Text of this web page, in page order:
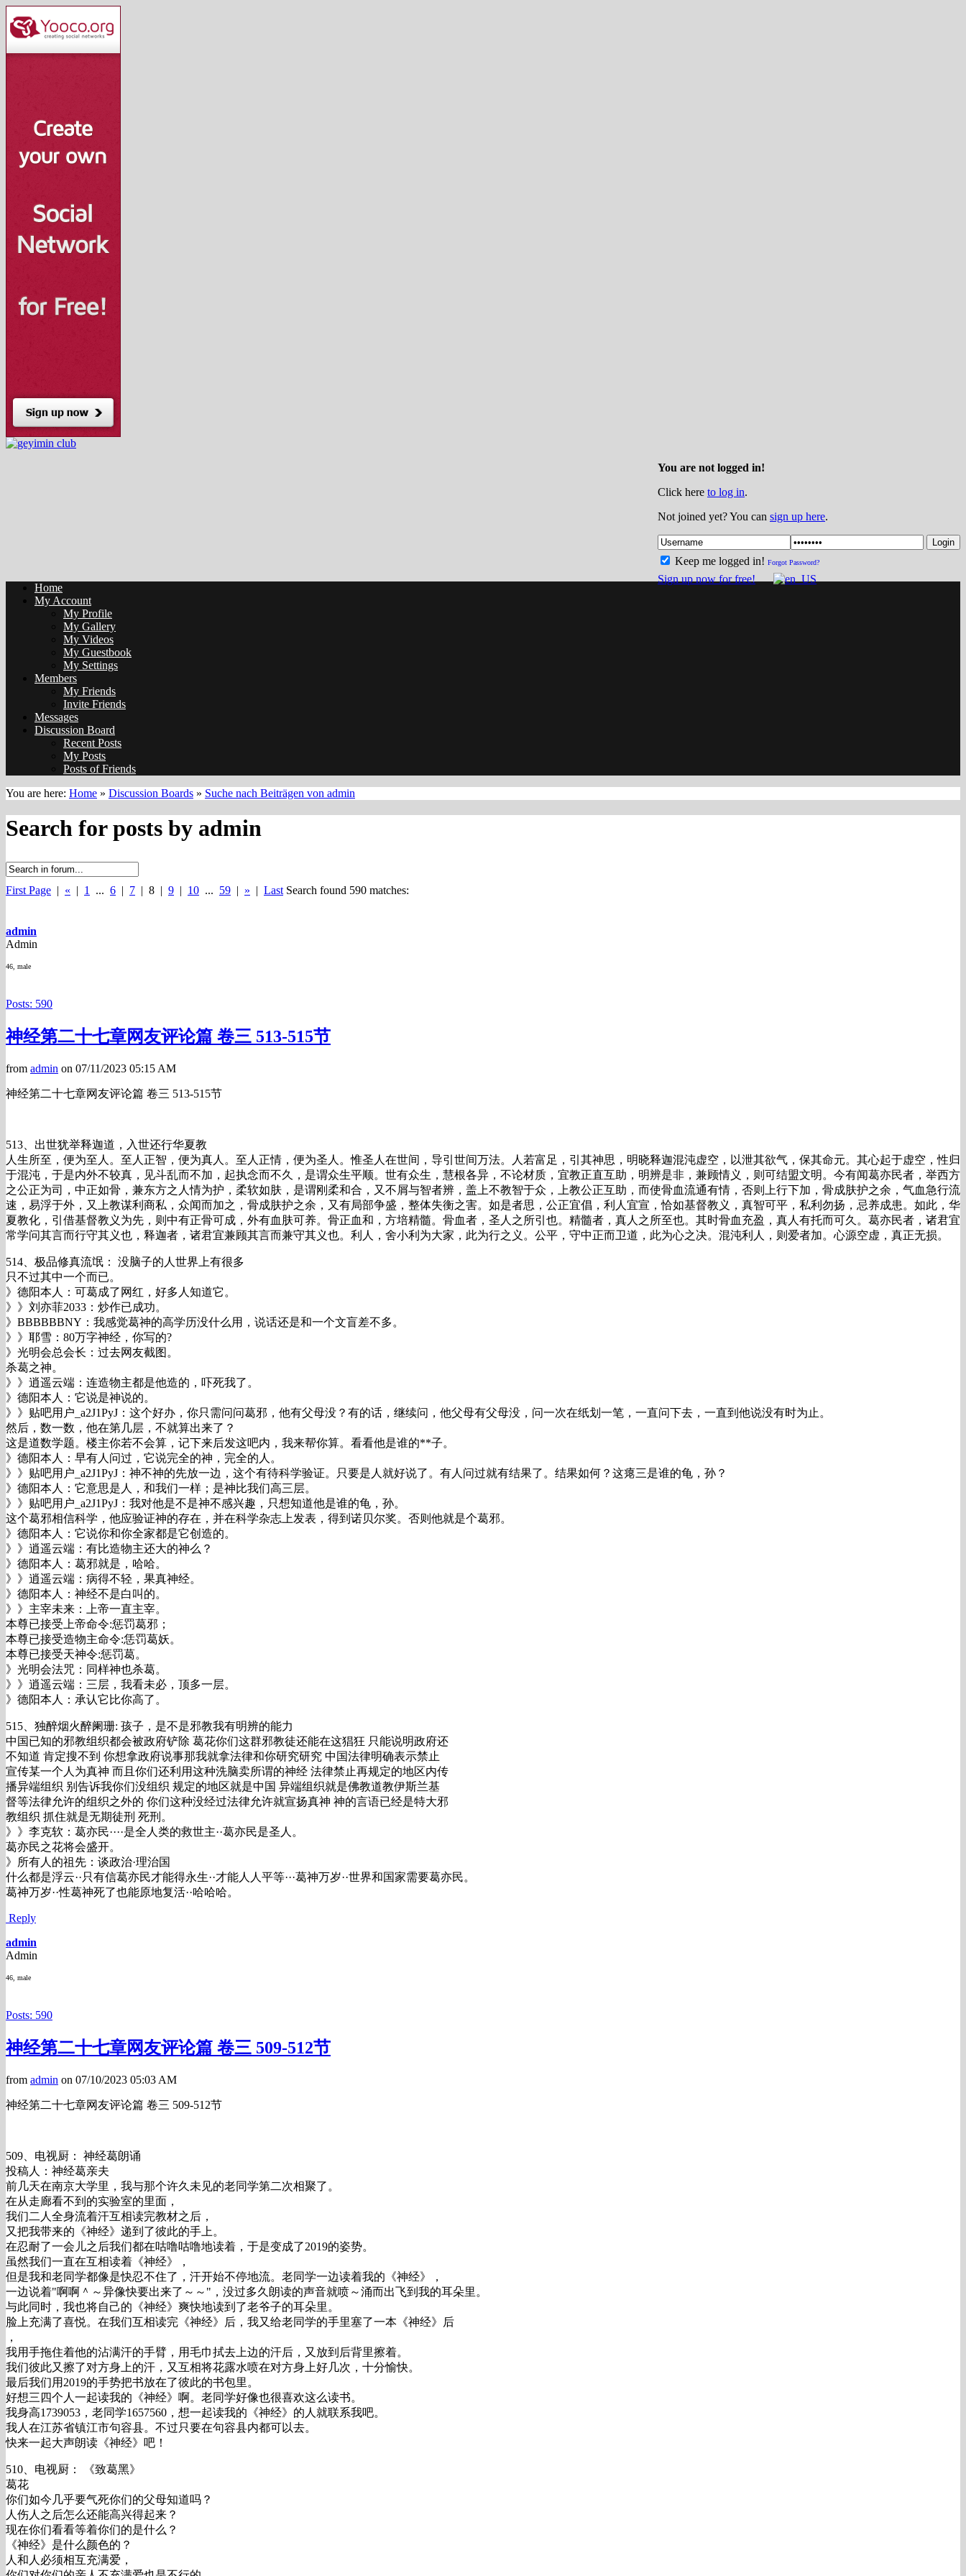
You are not logged in!
Click here to log in.
Not joined yet? You can sign up here.
Login
Keep me logged in! Forgot Password?
Sign up now for free!
Home
My Account
My Profile
My Gallery
My Videos
My Guestbook
My Settings
Members
My Friends
Invite Friends
Messages
Discussion Board
Recent Posts
My Posts
Posts of Friends
You are here: Home » Discussion Boards » Suche nach Beiträgen von admin
Search for posts by admin
First Page | « | 1 ... 6 | 7 | 8 | 9 | 10 ... 59 | » | Last Search found 590 matches:
admin
Admin
46, male
Posts: 590
神经第二十七章网友评论篇 卷三 513-515节
from admin on 07/11/2023 05:15 AM
神经第二十七章网友评论篇 卷三 513-515节
513、出世犹举释迦道，入世还行华夏教
人生所至，便为至人。至人正智，便为真人。至人正情，便为圣人。惟圣人在世间，导引世间万法。人若富足，引其神思，明晓释迦混沌虚空，以泄其欲气，保其命元。其心起于虚空，性归
于混沌，于是内外不较真，见斗乱而不加，起执念而不久，是谓众生平顺。世有众生，慧根各异，不论材质，宜教正直互助，明辨是非，兼顾情义，则可结盟文明。今有闻葛亦民者，举西方
之公正为司，中正如骨，兼东方之人情为护，柔软如肤，是谓刚柔和合，又不屑与智者辨，盖上不教智于众，上教公正互助，而使骨血流通有情，否则上行下加，骨成肤护之余，气血急行流
速，易浮于外，又上教谋利商私，众闻而加之，骨成肤护之余，又有局部争盛，整体失衡之害。如是者思，公正宜倡，利人宜宣，恰如基督教义，真智可平，私利勿扬，忌养成患。如此，华
夏教化，引借基督教义为先，则中有正骨可成，外有血肤可养。骨正血和，方培精髓。骨血者，圣人之所引也。精髓者，真人之所至也。其时骨血充盈，真人有托而可久。葛亦民者，诸君宜
常学问其言而行守其义也，释迦者，诸君宜兼顾其言而兼守其义也。利人，舍小利为大家，此为行之义。公平，守中正而卫道，此为心之决。混沌利人，则爱者加。心源空虚，真正无损。
514、极品修真流氓： 没脑子的人世界上有很多
只不过其中一个而已。
》德阳本人：可葛成了网红，好多人知道它。
》》刘亦菲2033：炒作已成功。
》BBBBBBNY：我感觉葛神的高学历没什么用，说话还是和一个文盲差不多。
》》耶雪：80万字神经，你写的?
》光明会总会长：过去网友截图。
杀葛之神。
》》逍遥云端：连造物主都是他造的，吓死我了。
》德阳本人：它说是神说的。
》》贴吧用户_a2J1PyJ：这个好办，你只需问问葛邪，他有父母没？有的话，继续问，他父母有父母没，问一次在纸划一笔，一直问下去，一直到他说没有时为止。
然后，数一数，他在第几层，不就算出来了？
这是道数学题。楼主你若不会算，记下来后发这吧内，我来帮你算。看看他是谁的**子。
》德阳本人：早有人问过，它说完全的神，完全的人。
》》贴吧用户_a2J1PyJ：神不神的先放一边，这个有待科学验证。只要是人就好说了。有人问过就有结果了。结果如何？这瘪三是谁的龟，孙？
》德阳本人：它意思是人，和我们一样；是神比我们高三层。
》》贴吧用户_a2J1PyJ：我对他是不是神不感兴趣，只想知道他是谁的龟，孙。
这个葛邪相信科学，他应验证神的存在，并在科学杂志上发表，得到诺贝尔奖。否则他就是个葛邪。
》德阳本人：它说你和你全家都是它创造的。
》》逍遥云端：有比造物主还大的神么？
》德阳本人：葛邪就是，哈哈。
》》逍遥云端：病得不轻，果真神经。
》德阳本人：神经不是白叫的。
》》主宰未来：上帝一直主宰。
本尊已接受上帝命令:惩罚葛邪；
本尊已接受造物主命令:恁罚葛妖。
本尊已接受天神令:惩罚葛。
》光明会法咒：同样神也杀葛。
》》逍遥云端：三层，我看未必，顶多一层。
》德阳本人：承认它比你高了。
515、独醉烟火醉阑珊: 孩子，是不是邪教我有明辨的能力
中国已知的邪教组织都会被政府铲除 葛花你们这群邪教徒还能在这猖狂 只能说明政府还
不知道 肯定搜不到 你想拿政府说事那我就拿法律和你研究研究 中国法律明确表示禁止
宣传某一个人为真神 而且你们还利用这种洗脑卖所谓的神经 法律禁止再规定的地区内传
播异端组织 别告诉我你们没组织 规定的地区就是中国 异端组织就是佛教道教伊斯兰基
督等法律允许的组织之外的 你们这种没经过法律允许就宣扬真神 神的言语已经是特大邪
教组织 抓住就是无期徒刑 死刑。
》》李克软：葛亦民····是全人类的救世主··葛亦民是圣人。
葛亦民之花将会盛开。
》所有人的祖先：谈政治·理治国
什么都是浮云··只有信葛亦民才能得永生··才能人人平等···葛神万岁··世界和国家需要葛亦民。
葛神万岁··性葛神死了也能原地复活··哈哈哈。
Reply
admin
Admin
46, male
Posts: 590
神经第二十七章网友评论篇 卷三 509-512节
from admin on 07/10/2023 05:03 AM
神经第二十七章网友评论篇 卷三 509-512节
509、电视厨： 神经葛朗诵
投稿人：神经葛亲夫
前几天在南京大学里，我与那个许久未见的老同学第二次相聚了。
在从走廊看不到的实验室的里面，
我们二人全身流着汗互相读完教材之后，
又把我带来的《神经》递到了彼此的手上。
在忍耐了一会儿之后我们都在咕噜咕噜地读着，于是变成了2019的姿势。
虽然我们一直在互相读着《神经》，
但是我和老同学都像是快忍不住了，汗开始不停地流。老同学一边读着我的《神经》，
一边说着"啊啊＾～异像快要出来了～～"，没过多久朗读的声音就喷～涌而出飞到我的耳朵里。
与此同时，我也将自己的《神经》爽快地读到了老爷子的耳朵里。
脸上充满了喜悦。在我们互相读完《神经》后，我又给老同学的手里塞了一本《神经》后
，
我用手拖住着他的沾满汗的手臂，用毛巾拭去上边的汗后，又放到后背里擦着。
我们彼此又擦了对方身上的汗，又互相将花露水喷在对方身上好几次，十分愉快。
最后我们用2019的手势把书放在了彼此的书包里。
好想三四个人一起读我的《神经》啊。老同学好像也很喜欢这么读书。
我身高1739053，老同学1657560，想一起读我的《神经》的人就联系我吧。
我人在江苏省镇江市句容县。不过只要在句容县内都可以去。
快来一起大声朗读《神经》吧！
510、电视厨： 《致葛黑》
葛花
你们如今几乎要气死你们的父母知道吗？
人伤人之后怎么还能高兴得起来？
现在你们看看等着你们的是什么？
《神经》是什么颜色的？
人和人必须相互充满爱，